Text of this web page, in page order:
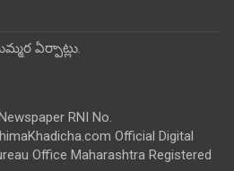
ఏర్పాట్లు.
RNI No.
Official Digital
Office Maharashtra Registered